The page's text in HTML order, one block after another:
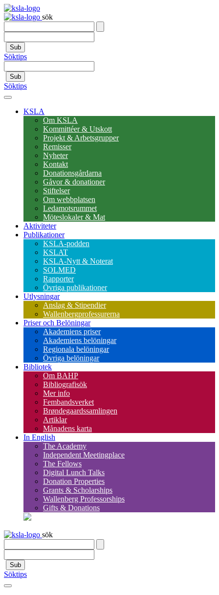
sök
Sub
Söktips
Sub
Söktips
KSLA
Om KSLA
Kommittéer & Utskott
Projekt & Arbetsgrupper
Remisser
Nyheter
Kontakt
Donationsgårdarna
Gåvor & donationer
Stiftelser
Om webbplatsen
Ledamotsrummet
Möteslokaler & Mat
Aktiviteter
Publikationer
KSLA-podden
KSLAT
KSLA-Nytt & Noterat
SOLMED
Rapporter
Övriga publikationer
Utlysningar
Anslag & Stipendier
Wallenbergprofessurerna
Priser och Belöningar
Akademiens priser
Akademiens belöningar
Regionala belöningar
Övriga belöningar
Bibliotek
Om BAHP
Bibliografisök
Mer info
Fembandsverket
Brøndegaardssamlingen
Artiklar
Månadens karta
In English
The Academy
Independent Meetingplace
The Fellows
Digital Lunch Talks
Donation Properties
Grants & Scholarships
Wallenberg Professorships
Gifts & Donations
sök
Sub
Söktips